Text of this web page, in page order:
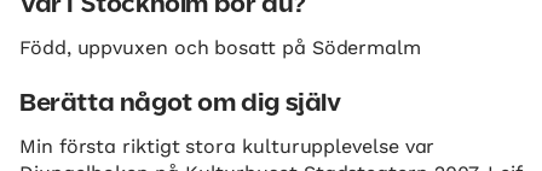
Var i Stockholm bor du?
Född, uppvuxen och bosatt på Södermalm
Berätta något om dig själv
Min första riktigt stora kulturupplevelse var